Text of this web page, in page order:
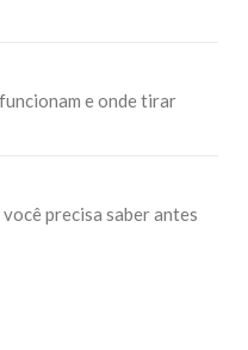
e onde tirar
precisa saber antes